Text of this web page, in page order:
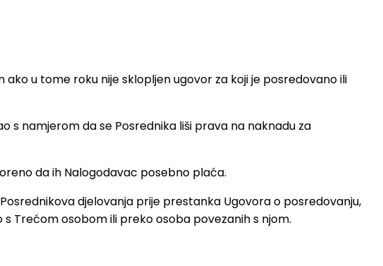
u tome roku nije sklopljen ugovor za koji je posredovano ili
s namjerom da se Posrednika liši prava na naknadu za
da ih Nalogodavac posebno plaća.
djelovanja prije prestanka Ugovora o posredovanju,
Trećom osobom ili preko osoba povezanih s njom.